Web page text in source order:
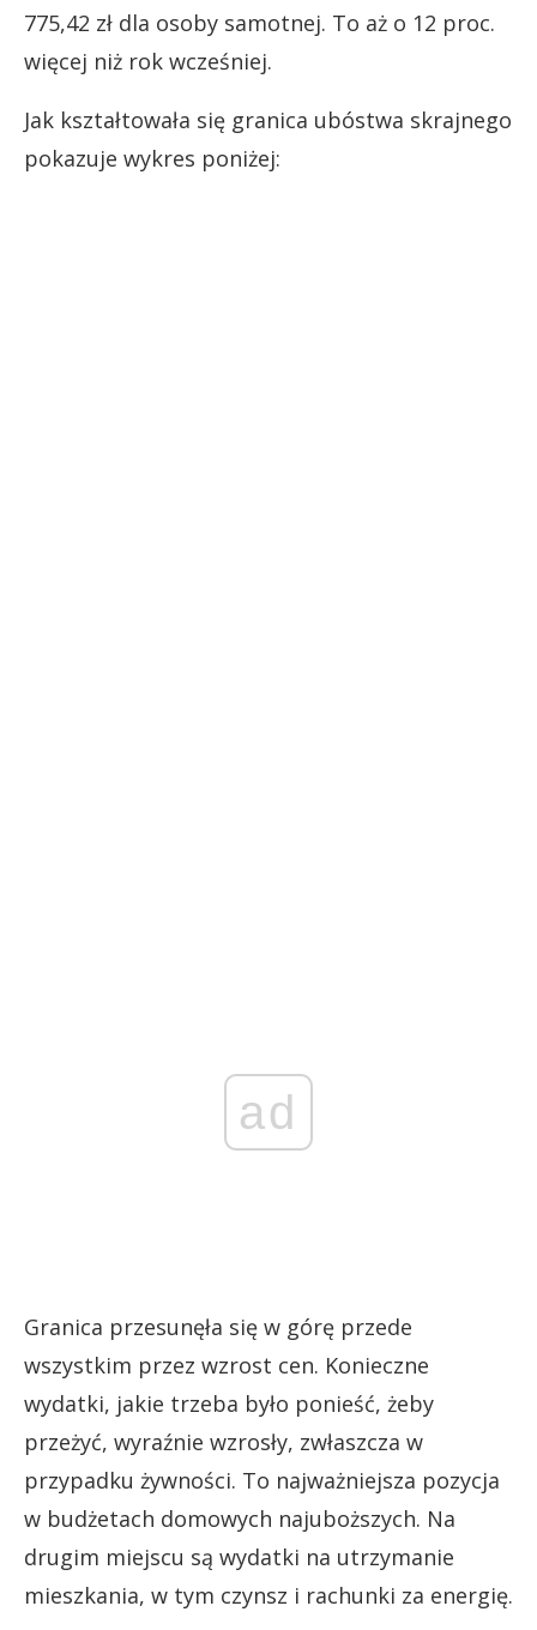
775,42 zł dla osoby samotnej. To aż o 12 proc.
więcej niż rok wcześniej.
Jak kształtowała się granica ubóstwa skrajnego
pokazuje wykres poniżej:
ad
Granica przesunęła się w górę przede
wszystkim przez wzrost cen. Konieczne
wydatki, jakie trzeba było ponieść, żeby
przeżyć, wyraźnie wzrosły, zwłaszcza w
przypadku żywności. To najważniejsza pozycja
w budżetach domowych najuboższych. Na
drugim miejscu są wydatki na utrzymanie
mieszkania, w tym czynsz i rachunki za energię.